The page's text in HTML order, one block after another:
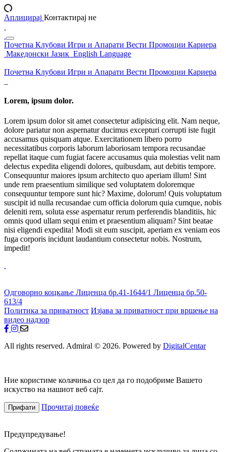
Аплицирај Контактирај не
Почетна Клубови Игри и Апарати Вести Промоции Кариера
Македонски Јазик English Language
Почетна Клубови Игри и Апарати Вести Промоции Кариера
Lorem, ipsum dolor.
Lorem ipsum dolor sit amet consectetur adipisicing elit. Nam neque,
dolore pariatur non aspernatur ducimus excepturi corrupti iste fugit
accusamus quisquam atque. Exercitationem libero porro
necessitatibus corporis laborum laboriosam tempora recusandae
repellat itaque cum fugiat facere accusamus quia molestias velit nam
delectus expedita eligendi dolores, quibusdam, aut debitis tempore.
Consequuntur maiores ipsum architecto quo aperiam illum! Sint
unde rem praesentium similique sed voluptatem doloremque
consequuntur tempore sunt hic? Maxime, dolorum! Quis voluptatum
suscipit id nulla recusandae cum officia dolorum quia cumque, nobis
deleniti rem, soluta esse aspernatur rerum perferendis blanditiis, hic
omnis quod ullam sequi enim et praesentium aliquam? Sint beatae
nisi eligendi expedita! Modi sit eum suscipit, aperiam ex veniam eos
fuga corporis incidunt laudantium consectetur nobis. Nostrum,
impedit!
Одговорно коцкање Лиценца бр.41-1644/1 Лиценца бр.50-
613/4
Политика за приватност Изјава за приватност при вршење на
видео надзор
All rights reserved. Admiral © 2026. Powered by DigitalCentar
Ние користиме колачиња со цел да го подобриме Вашето
искуство на нашиот веб сајт.
Прифати Прочитај повеќе
Предупредување!